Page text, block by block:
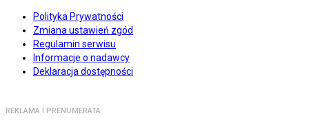
Polityka Prywatności
Zmiana ustawień zgód
Regulamin serwisu
Informacje o nadawcy
Deklaracja dostępności
REKLAMA I PRENUMERATA